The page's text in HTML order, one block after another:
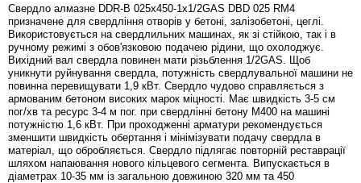
Свердло алмазне DDR-B 025x450-1x1/2GAS DBD 025 RM4
призначене для свердління отворів у бетоні, залізобетоні, цеглі.
Використовується на свердлильних машинах, як зі стійкою, так і в
ручному режимі з обов'язковою подачею рідини, що охолоджує.
Вихідний вал свердла повинен мати різьблення 1/2GAS. Щоб
уникнути руйнування свердла, потужність свердлувальної машини не
повинна перевищувати 1,9 кВт. Свердло чудово справляється з
армованим бетоном високих марок міцності. Має швидкість 3-5 см
пог/хв та ресурс 3-4 м пог. при свердлінні бетону М400 на машині
потужністю 1,6 кВт. При проходженні арматури рекомендується
зменшити швидкість обертання і мінімізувати подачу свердла в
матеріал, що обробляється. Свердло підлягає повторній реставрації
шляхом напаювання нового кільцевого сегмента. Випускається в
діаметрах 10-35 мм із загальною довжиною 320 мм та 450